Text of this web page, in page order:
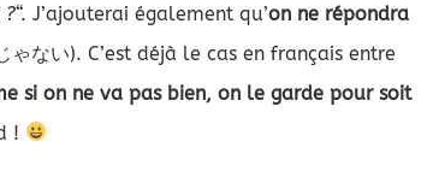
?“. J’ajouterai également qu’on ne répondra
ゃない). C’est déjà le cas en français entre
si on ne va pas bien, on le garde pour soit
!